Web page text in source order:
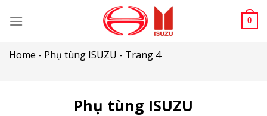
0
Home - Phụ tùng ISUZU - Trang 4
Phụ tùng ISUZU